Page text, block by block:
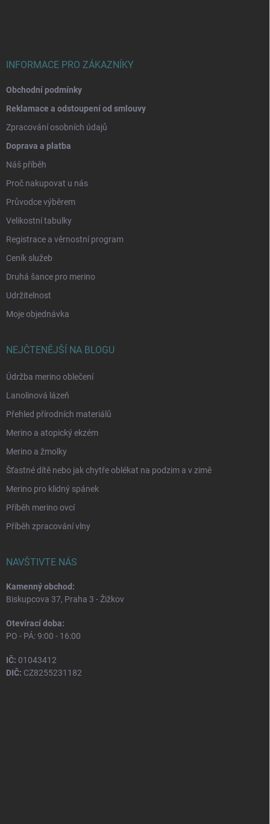
INFORMACE PRO ZÁKAZNÍKY
Obchodní podmínky
Reklamace a odstoupení od smlouvy
Zpracování osobních údajů
Doprava a platba
Náš příběh
Proč nakupovat u nás
Průvodce výběrem
Velikostní tabulky
Registrace a věrnostní program
Ceník služeb
Druhá šance pro merino
Udržitelnost
Moje objednávka
NEJČTENĚJŠÍ NA BLOGU
Údržba merino oblečení
Lanolinová lázeň
Přehled přírodních materiálů
Merino a atopický ekzém
Merino a žmolky
Šťastné dítě nebo jak chytře oblékat na podzim a v zimě
Merino pro klidný spánek
Příběh merino ovcí
Příběh zpracování vlny
NAVŠTIVTE NÁS
Kamenný obchod:
Biskupcova 37, Praha 3 - Žižkov
Otevírací doba:
PO - PÁ: 9:00 - 16:00
IČ: 01043412
DIČ: CZ8255231182